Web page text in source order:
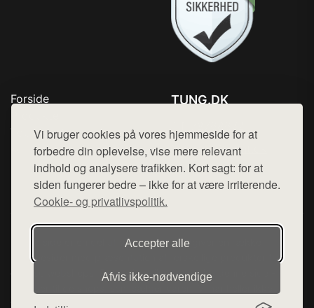
Vi bruger cookies på vores hjemmeside for at
forbedre din oplevelse, vise mere relevant
indhold og analysere trafikken. Kort sagt: for at
siden fungerer bedre – ikke for at være irriterende.
Cookie- og privatlivspolitik.
Accepter alle
Afvis ikke‑nødvendige
Forside
Top Rabatter
Kontakt
TUNG.DK
Mail: hej@want.dk
Cookie- og privatlivspolitik
Denne side er en del af want.dk, der udgiver en række
hjemmesider med præsentation af forskellige produkter fra
diverse webshops. Der sælges ikke varer fra denne side - vi
varerne på lager.